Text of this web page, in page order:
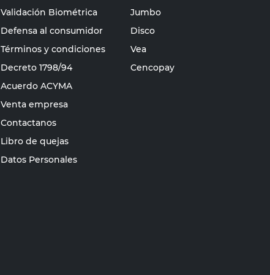
Validación Biométrica
Defensa al consumidor
Términos y condiciones
Decreto 1798/94
Acuerdo ACYMA
Venta empresa
Contactanos
Libro de quejas
Datos Personales
Jumbo
Disco
Vea
Cencopay